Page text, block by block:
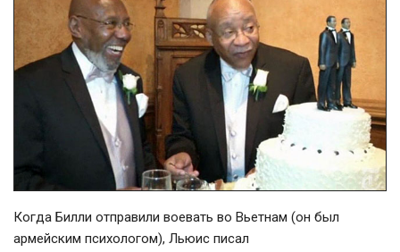
Когда Билли отправили воевать во Вьетнам (он был
армейским психологом), Льюис писал